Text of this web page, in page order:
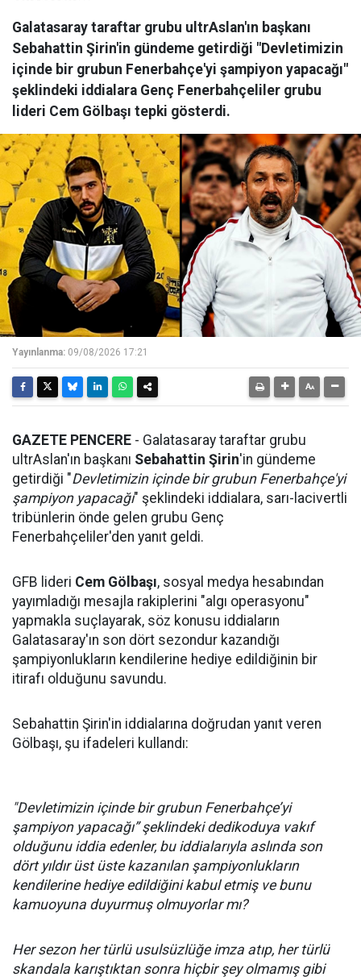
Galatasaray taraftar grubu ultrAslan'ın başkanı
Sebahattin Şirin'in gündeme getirdiği "Devletimizin
içinde bir grubun Fenerbahçe'yi şampiyon yapacağı"
şeklindeki iddialara Genç Fenerbahçeliler grubu
lideri Cem Gölbaşı tepki gösterdi.
Yayınlanma: 09/08/2026 17:21
GAZETE PENCERE - Galatasaray taraftar grubu
ultrAslan'ın başkanı Sebahattin Şirin'in gündeme
getirdiği "Devletimizin içinde bir grubun Fenerbahçe'yi
şampiyon yapacağı" şeklindeki iddialara, sarı-lacivertli
tribünlerin önde gelen grubu Genç
Fenerbahçeliler'den yanıt geldi.
GFB lideri Cem Gölbaşı, sosyal medya hesabından
yayımladığı mesajla rakiplerini "algı operasyonu"
yapmakla suçlayarak, söz konusu iddiaların
Galatasaray'ın son dört sezondur kazandığı
şampiyonlukların kendilerine hediye edildiğinin bir
itirafı olduğunu savundu.
Sebahattin Şirin'in iddialarına doğrudan yanıt veren
Gölbaşı, şu ifadeleri kullandı:
"Devletimizin içinde bir grubun Fenerbahçe’yi
şampiyon yapacağı” şeklindeki dedikoduya vakıf
olduğunu iddia edenler, bu iddialarıyla aslında son
dört yıldır üst üste kazanılan şampiyonlukların
kendilerine hediye edildiğini kabul etmiş ve bunu
kamuoyuna duyurmuş olmuyorlar mı?
Her sezon her türlü usulsüzlüğe imza atıp, her türlü
skandala karıştıktan sonra hiçbir şey olmamış gibi